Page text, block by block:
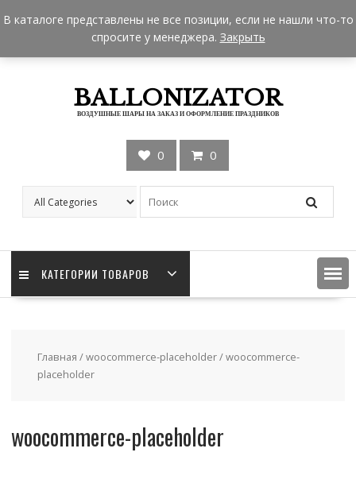
to
+7 962 957-18-50
zakaz@ballonizator.ru
Мы в Москве
Часы работы: 9:00 - 22:00
BALLONIZATOR
ВОЗДУШНЫЕ ШАРЫ НА ЗАКАЗ И ОФОРМЛЕНИЕ ПРАЗДНИКОВ
0 0
КАТЕГОРИИ ТОВАРОВ
Главная /woocommerce-placeholder/ woocommerce-
placeholder
woocommerce-placeholder
В каталоге представлены не все позиции, если не нашли что-то
спросите у менеджера. Закрыть